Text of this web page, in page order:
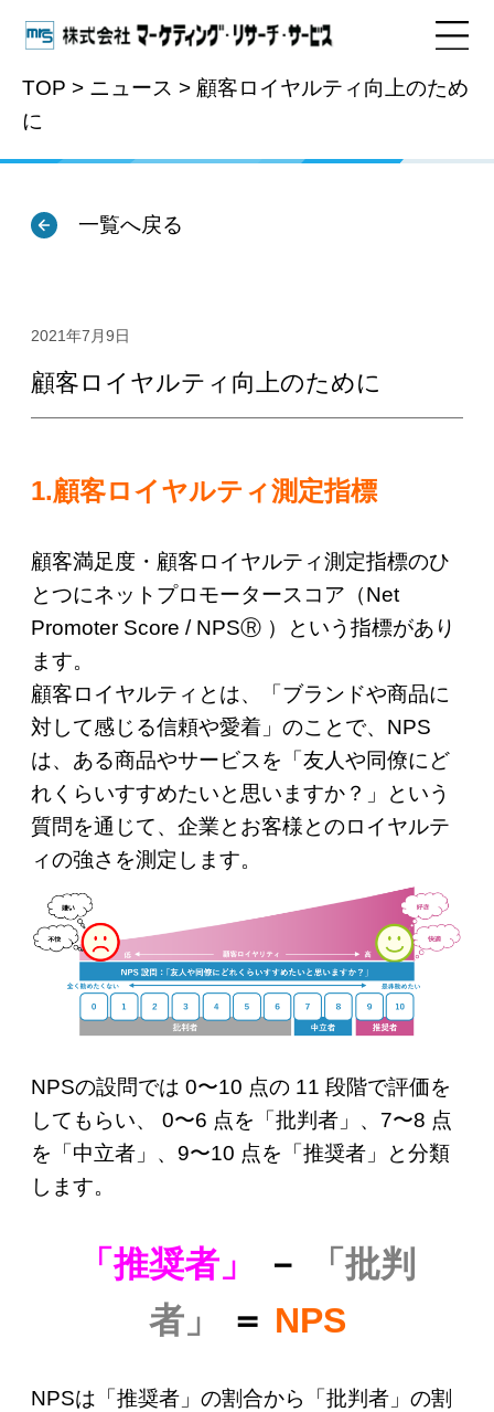
TOP > ニュース > 顧客ロイヤルティ向上のため
にニュース
一覧へ戻る
2021年7月9日
顧客ロイヤルティ向上のために
1.顧客ロイヤルティ測定指標
顧客満足度・顧客ロイヤルティ測定指標のひ
とつにネットプロモータースコア（Net
Promoter Score / NPSⓇ ）という指標があり
ます。
顧客ロイヤルティとは、「ブランドや商品に
対して感じる信頼や愛着」のことで、NPS
は、ある商品やサービスを「友人や同僚にど
れくらいすすめたいと思いますか？」という
質問を通じて、企業とお客様とのロイヤルテ
ィの強さを測定します。
NPSの設問では 0〜10 点の 11 段階で評価を
してもらい、 0〜6 点を「批判者」、7〜8 点
を「中立者」、9〜10 点を「推奨者」と分類
します。
「推奨者」 －
「批判
者」
＝ NPS
NPSは「推奨者」の割合から「批判者」の割